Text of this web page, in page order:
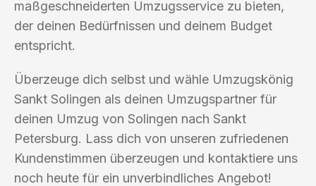
maßgeschneiderten Umzugsservice zu bieten,
der deinen Bedürfnissen und deinem Budget
entspricht.
Überzeuge dich selbst und wähle Umzugskönig
Sankt Solingen als deinen Umzugspartner für
deinen Umzug von Solingen nach Sankt
Petersburg. Lass dich von unseren zufriedenen
Kundenstimmen überzeugen und kontaktiere uns
noch heute für ein unverbindliches Angebot!